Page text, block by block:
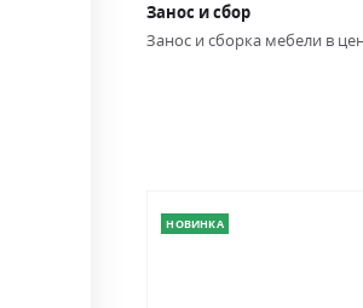
Занос и сбор
Занос и сборка мебели в
НОВИНКА